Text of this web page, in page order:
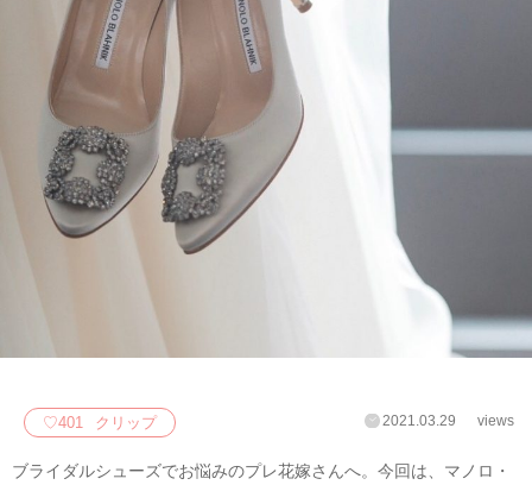
♡401 クリップ 2021.03.29 views
ブライダルシューズでお悩みのプレ花嫁さんへ。今回は、マノロ・